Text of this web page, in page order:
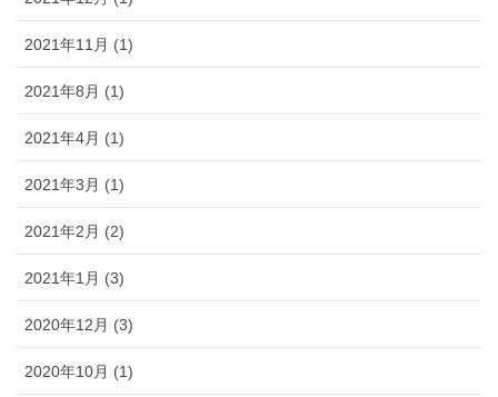
2021年11月 (1)
2021年8月 (1)
2021年4月 (1)
2021年3月 (1)
2021年2月 (2)
2021年1月 (3)
2020年12月 (3)
2020年10月 (1)